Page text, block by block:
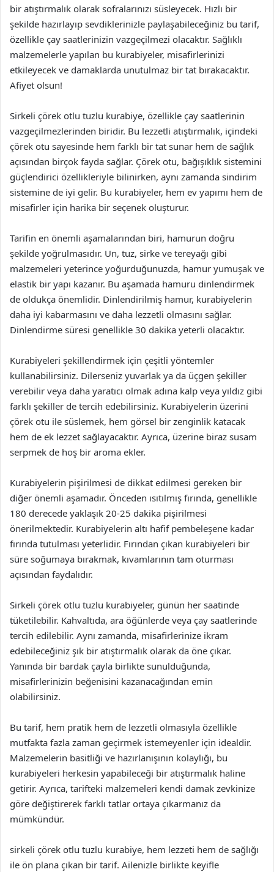
bir atıştırmalık olarak sofralarınızı süsleyecek. Hızlı bir
şekilde hazırlayıp sevdiklerinizle paylaşabileceğiniz bu tarif,
özellikle çay saatlerinizin vazgeçilmezi olacaktır. Sağlıklı
malzemelerle yapılan bu kurabiyeler, misafirlerinizi
etkileyecek ve damaklarda unutulmaz bir tat bırakacaktır.
Afiyet olsun!
Sirkeli çörek otlu tuzlu kurabiye, özellikle çay saatlerinin
vazgeçilmezlerinden biridir. Bu lezzetli atıştırmalık, içindeki
çörek otu sayesinde hem farklı bir tat sunar hem de sağlık
açısından birçok fayda sağlar. Çörek otu, bağışıklık sistemini
güçlendirici özellikleriyle bilinirken, aynı zamanda sindirim
sistemine de iyi gelir. Bu kurabiyeler, hem ev yapımı hem de
misafirler için harika bir seçenek oluşturur.
Tarifin en önemli aşamalarından biri, hamurun doğru
şekilde yoğrulmasıdır. Un, tuz, sirke ve tereyağı gibi
malzemeleri yeterince yoğurduğunuzda, hamur yumuşak ve
elastik bir yapı kazanır. Bu aşamada hamuru dinlendirmek
de oldukça önemlidir. Dinlendirilmiş hamur, kurabiyelerin
daha iyi kabarmasını ve daha lezzetli olmasını sağlar.
Dinlendirme süresi genellikle 30 dakika yeterli olacaktır.
Kurabiyeleri şekillendirmek için çeşitli yöntemler
kullanabilirsiniz. Dilerseniz yuvarlak ya da üçgen şekiller
verebilir veya daha yaratıcı olmak adına kalp veya yıldız gibi
farklı şekiller de tercih edebilirsiniz. Kurabiyelerin üzerini
çörek otu ile süslemek, hem görsel bir zenginlik katacak
hem de ek lezzet sağlayacaktır. Ayrıca, üzerine biraz susam
serpmek de hoş bir aroma ekler.
Kurabiyelerin pişirilmesi de dikkat edilmesi gereken bir
diğer önemli aşamadır. Önceden ısıtılmış fırında, genellikle
180 derecede yaklaşık 20-25 dakika pişirilmesi
önerilmektedir. Kurabiyelerin altı hafif pembeleşene kadar
fırında tutulması yeterlidir. Fırından çıkan kurabiyeleri bir
süre soğumaya bırakmak, kıvamlarının tam oturması
açısından faydalıdır.
Sirkeli çörek otlu tuzlu kurabiyeler, günün her saatinde
tüketilebilir. Kahvaltıda, ara öğünlerde veya çay saatlerinde
tercih edilebilir. Aynı zamanda, misafirlerinize ikram
edebileceğiniz şık bir atıştırmalık olarak da öne çıkar.
Yanında bir bardak çayla birlikte sunulduğunda,
misafirlerinizin beğenisini kazanacağından emin
olabilirsiniz.
Bu tarif, hem pratik hem de lezzetli olmasıyla özellikle
mutfakta fazla zaman geçirmek istemeyenler için idealdir.
Malzemelerin basitliği ve hazırlanışının kolaylığı, bu
kurabiyeleri herkesin yapabileceği bir atıştırmalık haline
getirir. Ayrıca, tarifteki malzemeleri kendi damak zevkinize
göre değiştirerek farklı tatlar ortaya çıkarmanız da
mümkündür.
sirkeli çörek otlu tuzlu kurabiye, hem lezzeti hem de sağlığı
ile ön plana çıkan bir tarif. Ailenizle birlikte keyifle